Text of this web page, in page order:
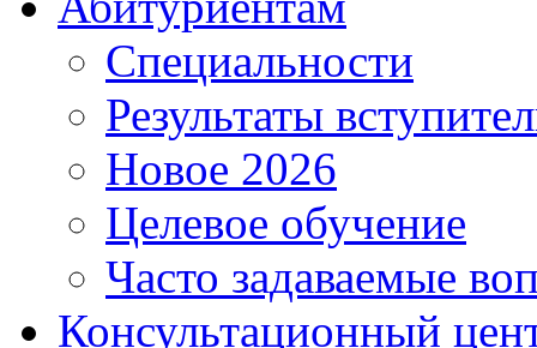
Специальности
Результаты
Новое 2026
Целевое обучение
Часто задаваемые
Консультационный